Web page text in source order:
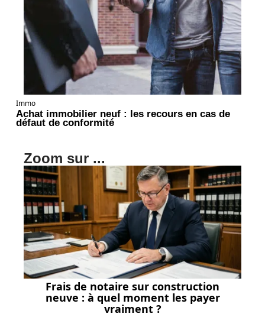
Immo
Achat immobilier neuf : les recours en cas de
défaut de conformité
Zoom sur ...
Frais de notaire sur construction
neuve : à quel moment les payer
vraiment ?